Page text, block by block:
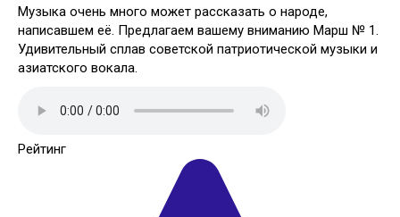
Музыка очень много может рассказать о народе,
написавшем её. Предлагаем вашему вниманию Марш № 1.
Удивительный сплав советской патриотической музыки и
азиатского вокала.
Рейтинг